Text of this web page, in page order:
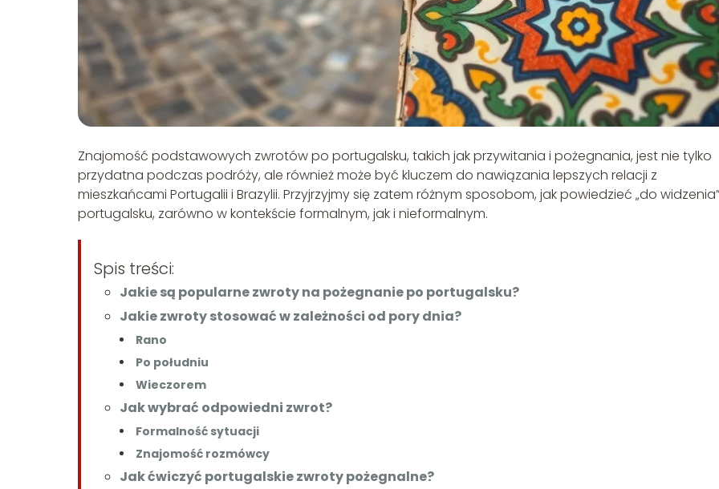
Znajomość podstawowych zwrotów po portugalsku, takich jak przywitania i pożegnania, jest nie tylko
przydatna podczas podróży, ale również może być kluczem do nawiązania lepszych relacji z
mieszkańcami Portugalii i Brazylii. Przyjrzyjmy się zatem różnym sposobom, jak powiedzieć „do
portugalsku, zarówno w kontekście formalnym, jak i nieformalnym.
Spis treści:
Jakie są popularne zwroty na pożegnanie po portugalsku?
Jakie zwroty stosować w zależności od pory dnia?
Rano
Po południu
Wieczorem
Jak wybrać odpowiedni zwrot?
Formalność sytuacji
Znajomość rozmówcy
Jak ćwiczyć portugalskie zwroty pożegnalne?